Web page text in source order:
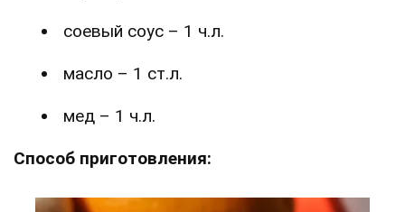
соевый соус – 1 ч.л.
масло – 1 ст.л.
мед – 1 ч.л.
Способ приготовления: